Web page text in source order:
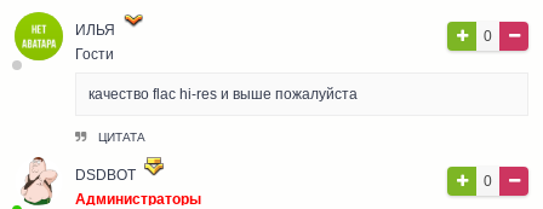
ИЛЬЯ
Гости
0
качество flac hi-res и выше пожалуйста
ЦИТАТА
DSDBOT
Администраторы
0